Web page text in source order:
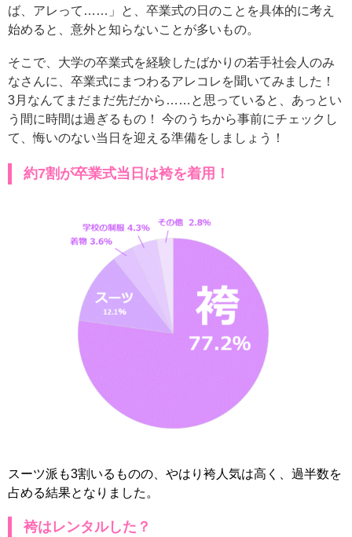
ば、アレって……」と、卒業式の日のことを具体的に考え
始めると、意外と知らないことが多いもの。
そこで、大学の卒業式を経験したばかりの若手社会人のみ
なさんに、卒業式にまつわるアレコレを聞いてみました！
3月なんてまだまだ先だから……と思っていると、あっとい
う間に時間は過ぎるもの！ 今のうちから事前にチェックし
て、悔いのない当日を迎える準備をしましょう！
約7割が卒業式当日は袴を着用！
スーツ派も3割いるものの、やはり袴人気は高く、過半数を
占める結果となりました。
袴はレンタルした？